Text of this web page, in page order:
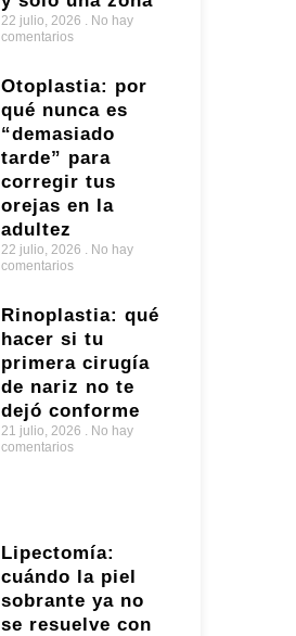
22 julio, 2026
No hay
comentarios
Otoplastia: por
qué nunca es
“demasiado
tarde” para
corregir tus
orejas en la
adultez
22 julio, 2026
No hay
comentarios
Rinoplastia: qué
hacer si tu
primera cirugía
de nariz no te
dejó conforme
21 julio, 2026
No hay
comentarios
Lipectomía:
cuándo la piel
sobrante ya no
se resuelve con